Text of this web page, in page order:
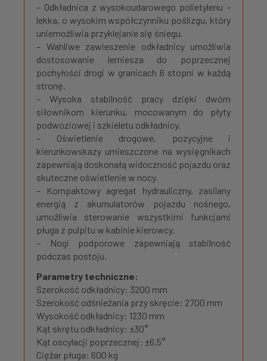
– Odkładnica z wysokoudarowego polietylenu –
lekka, o wysokim współczynniku poślizgu, który
uniemożliwia przyklejanie się śniegu.
– Wahliwe zawieszenie odkładnicy umożliwia
dostosowanie lemiesza do poprzecznej
pochyłości drogi w granicach 6 stopni w każdą
stronę.
– Wysoka stabilność pracy dzięki dwóm
siłownikom kierunku, mocowanym do płyty
podwoziowej i szkieletu odkładnicy.
– Oświetlenie drogowe, pozycyjne i
kierunkowskazy umieszczone na wysięgnikach
zapewniają doskonałą widoczność pojazdu oraz
skuteczne oświetlenie w nocy.
– Kompaktowy agregat hydrauliczny, zasilany
energią z akumulatorów pojazdu nośnego,
umożliwia sterowanie wszystkimi funkcjami
pługa z pulpitu w kabinie kierowcy.
– Nogi podporowe zapewniają stabilność
podczas postoju.
Parametry techniczne:
Szerokość odkładnicy: 3200 mm
Szerokość odśnieżania przy skręcie: 2700 mm
Wysokość odkładnicy: 1230 mm
Kąt skrętu odkładnicy: ±30°
Kąt oscylacji poprzecznej: ±6,5°
Ciężar pługa: 600 kg